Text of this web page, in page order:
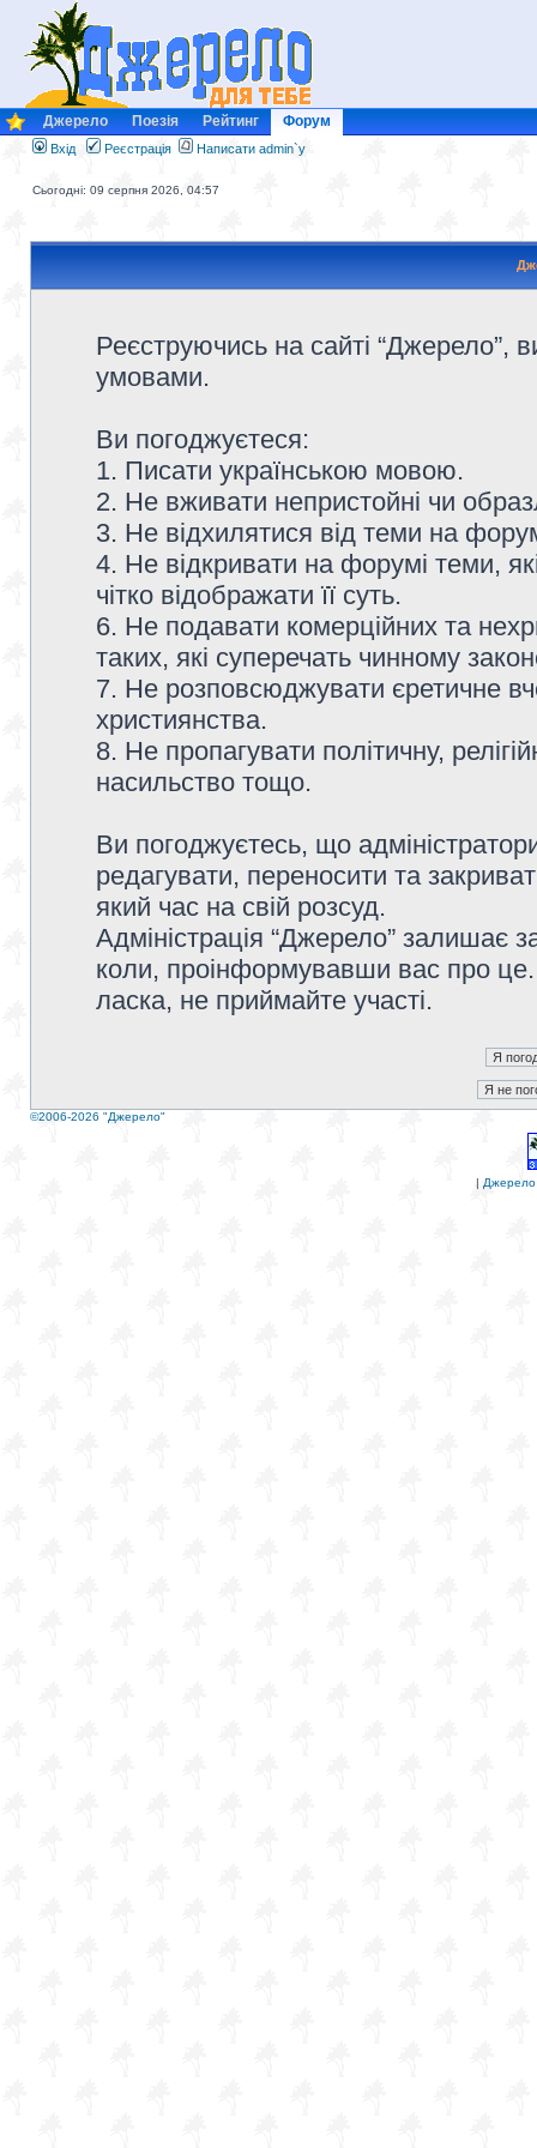
Джерело Поезія Рейтинг Форум
Вхід Реєстрація Написати admin`у
Сьогодні: 09 серпня 2026, 04:57
Реєструючись на сайті “Джерело”,
умовами.
Ви погоджуєтеся:
1. Писати українською мовою.
2. Не вживати непристойні чи
3. Не відхилятися від теми на
4. Не відкривати на форумі теми,
чітко відображати її суть.
6. Не подавати комерційних та
таких, які суперечать чинному
7. Не розповсюджувати єретичне
християнства.
8. Не пропагувати політичну,
насильство тощо.
Ви погоджуєтесь, що
редагувати, переносити та
який час на свій розсуд.
Адміністрація “Джерело” залишає
коли, проінформувавши вас про
ласка, не приймайте участі.
©2006-2026 "Джерело"
| Джерело